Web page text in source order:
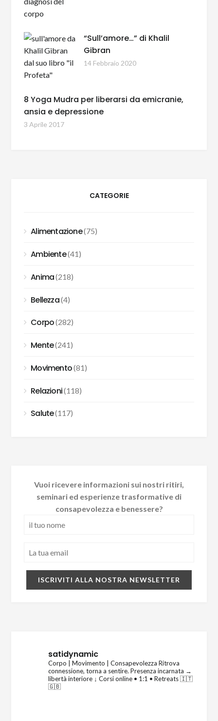
“Sull’amore…” di Khalil
Gibran
14 Febbraio 2020
8 Yoga Mudra per liberarsi da emicranie,
ansia e depressione
3 Aprile 2017
CATEGORIE
Alimentazione(75)
Ambiente(41)
Anima(218)
Bellezza(4)
Corpo(282)
Mente(241)
Movimento(81)
Relazioni(118)
Salute(117)
Vuoi ricevere informazioni sui nostri ritiri,
seminari ed esperienze trasformative di
consapevolezza e benessere?
satidynamic
Corpo | Movimento | Consapevolezza Ritrova
connessione, torna a sentire. Presenza incarnata →
libertà interiore↓ Corsi online • 1:1 • Retreats 🇮🇹
🇬🇧